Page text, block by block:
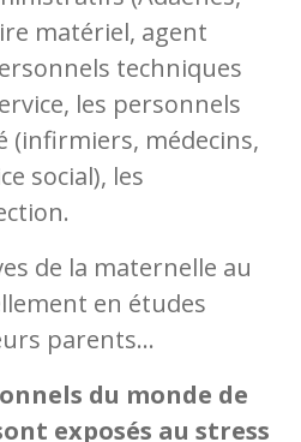
matériel, agent
techniques
les personnels
(infirmiers, médecins,
social), les
de la maternelle au
en études
parents…
du monde de
exposés au stress